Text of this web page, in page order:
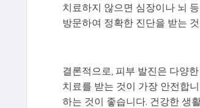
치료하지 않으면 심장이나 뇌
방문하여 정확한 진단을 받는
결론적으로, 피부 발진은 다양
치료를 받는 것이 가장 안전합
하는 것이 좋습니다. 건강한 생